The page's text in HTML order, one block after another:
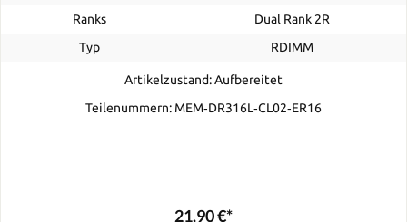
Ranks
Dual Rank 2R
Typ
RDIMM
Artikelzustand: Aufbereitet
Teilenummern: MEM‐DR316L‐CL02‐ER16
21,90 €*